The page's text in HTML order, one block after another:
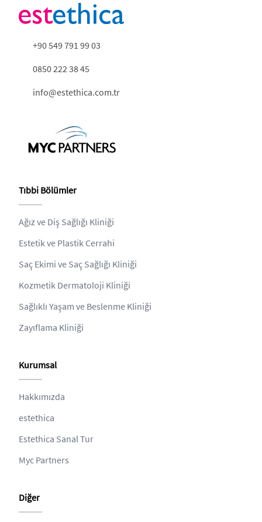
+90 549 791 99 03
0850 222 38 45
info@estethica.com.tr
Tıbbi Bölümler
Ağız ve Diş Sağlığı Kliniği
Estetik ve Plastik Cerrahi
Saç Ekimi ve Saç Sağlığı Kliniği
Kozmetik Dermatoloji Kliniği
Sağlıklı Yaşam ve Beslenme Kliniği
Zayıflama Kliniği
Kurumsal
Hakkımızda
estethica
Estethica Sanal Tur
Myc Partners
Diğer